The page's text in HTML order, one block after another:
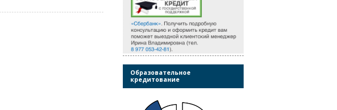
Образовательное
кредитование